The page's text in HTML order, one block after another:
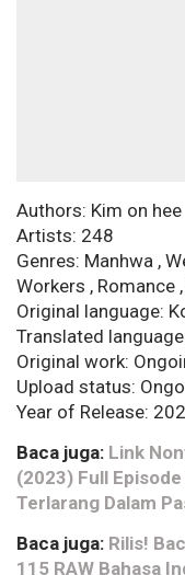
Authors: Kim on hee
Artists: 248
Genres: Manhwa ,
Workers , Romance
Original language:
Translated
Original work:
Upload status:
Year of Release:
Baca juga: Link
(2023) Full
Terlarang Dalam
Baca juga: Rilis!
115 RAW Bahasa